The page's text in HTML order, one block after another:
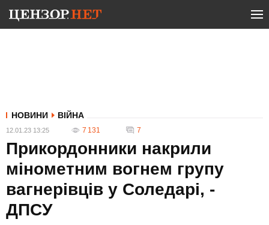
НОВИНИ ВІЙНА
12.01.23 13:25 7 131 7
Прикордонники накрили
мінометним вогнем групу
вагнерівців у Соледарі, -
ДПСУ